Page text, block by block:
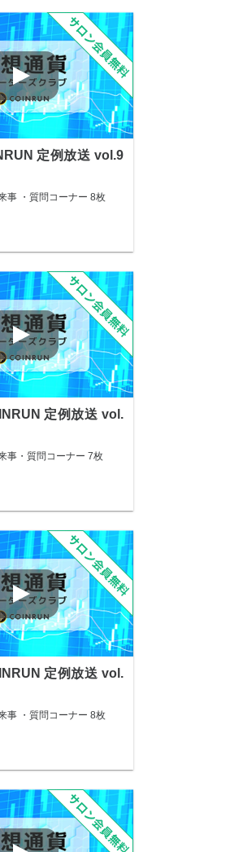
定例放送 vol.9
事 ・質問コーナー 8枚
定例放送 vol.
事・質問コーナー 7枚
定例放送 vol.
事 ・質問コーナー 8枚